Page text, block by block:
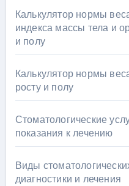
Калькулятор нормы
индекса массы тела и
и полу
Калькулятор нормы
росту и полу
Стоматологические
показания к лечению
Виды
диагностики и лечения